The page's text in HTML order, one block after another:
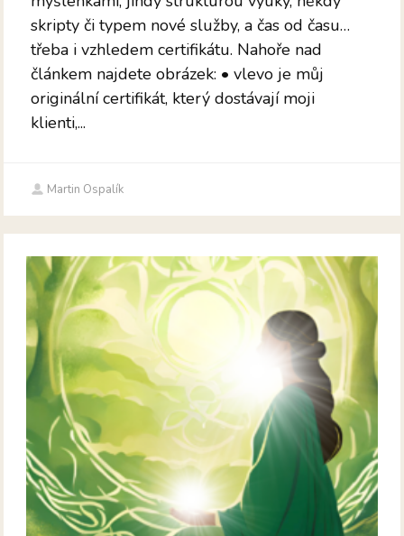
skripty či typem nové služby, a čas od času…
třeba i vzhledem certifikátu. Nahoře nad
článkem najdete obrázek: • vlevo je můj
originální certifikát, který dostávají moji
klienti,...
Martin Ospalík